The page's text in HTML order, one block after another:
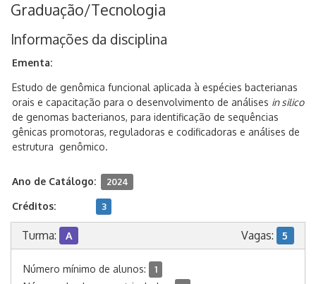
Graduação/Tecnologia
Informações da disciplina
Ementa:
Estudo de genômica funcional aplicada à espécies bacterianas
orais e capacitação para o desenvolvimento de análises in silico
de genomas bacterianos, para identificação de sequências
gênicas promotoras, reguladoras e codificadoras e análises de
estrutura genômico.
Ano de Catálogo: 2024
Créditos: 3
Turma: A Vagas: 5
Número mínimo de alunos: 1